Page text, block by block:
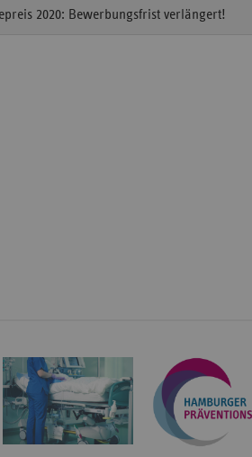
2020: Bewerbungsfrist verlängert!